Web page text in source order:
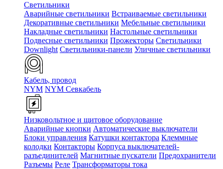
Светильники
Аварийные светильники Встраиваемые светильники
Декоративные светильники Мебельные светильники
Накладные светильники Настольные светильники
Подвесные светильники Прожекторы Светильники
Downlight Светильники-панели Уличные светильники
Кабель, провод
NYM NYM Севкабель
Низковольтное и щитовое оборудование
Аварийные кнопки Автоматические выключатели
Блоки управления Катушки контактора Клеммные
колодки Контакторы Корпуса выключателей-
разъединителей Магнитные пускатели Предохранители
Разъемы Реле Трансформаторы тока